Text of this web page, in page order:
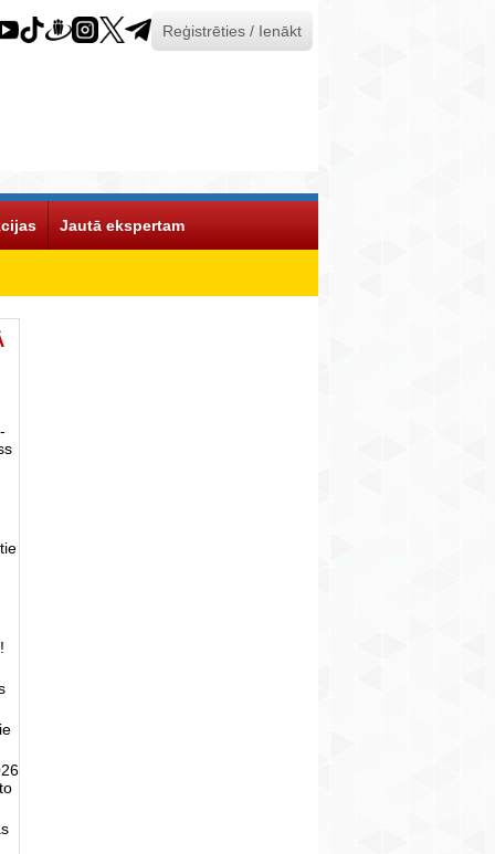
Reģistrēties / Ienākt
Jautā ekspertam